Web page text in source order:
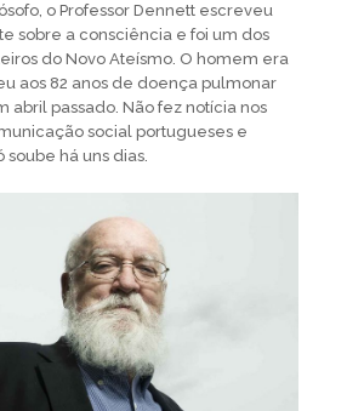
o Professor Dennett escreveu
sobre a consciência e foi um dos
do Novo Ateísmo. O homem era
aos 82 anos de doença pulmonar
abril passado. Não fez notícia nos
social portugueses e
soube há uns dias.